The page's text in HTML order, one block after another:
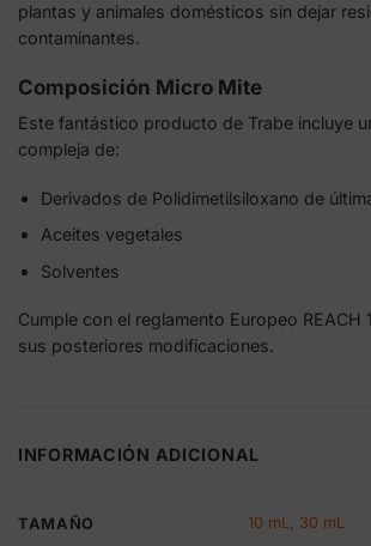
plantas y animales domésticos sin dejar
contaminantes.
Composición Micro Mite
Este fantástico producto de Trabe incluye
compleja de:
Derivados de Polidimetilsiloxano de
Aceites vegetales
Solventes
Cumple con el reglamento Europeo REACH
sus posteriores modificaciones.
INFORMACIÓN ADICIONAL
TAMAÑO 10 mL, 30 mL